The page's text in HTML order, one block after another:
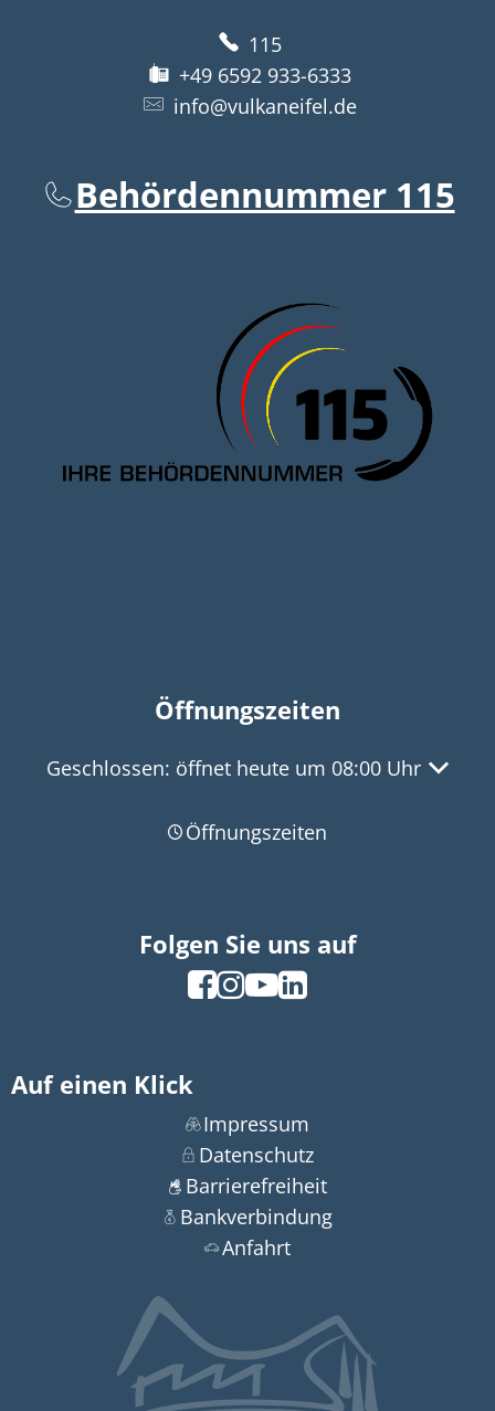
115
+49 6592 933-6333
info@vulkaneifel.de
Behördennummer 115
Öffnungszeiten
Klicken, um weitere Öffnungs- oder
Geschlossen: öffnet heute um 08:00 Uhr
Öffnungszeiten
Folgen Sie uns auf
Auf einen Klick
Impressum
Datenschutz
Barrierefreiheit
Bankverbindung
Anfahrt